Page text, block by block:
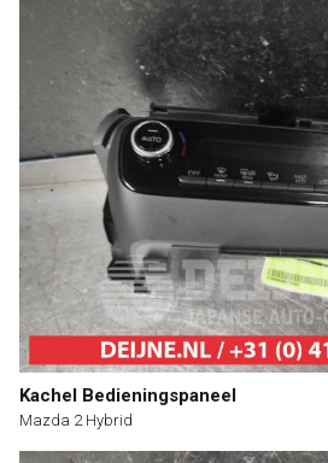
Kachel Bedieningspaneel
Mazda 2 Hybrid